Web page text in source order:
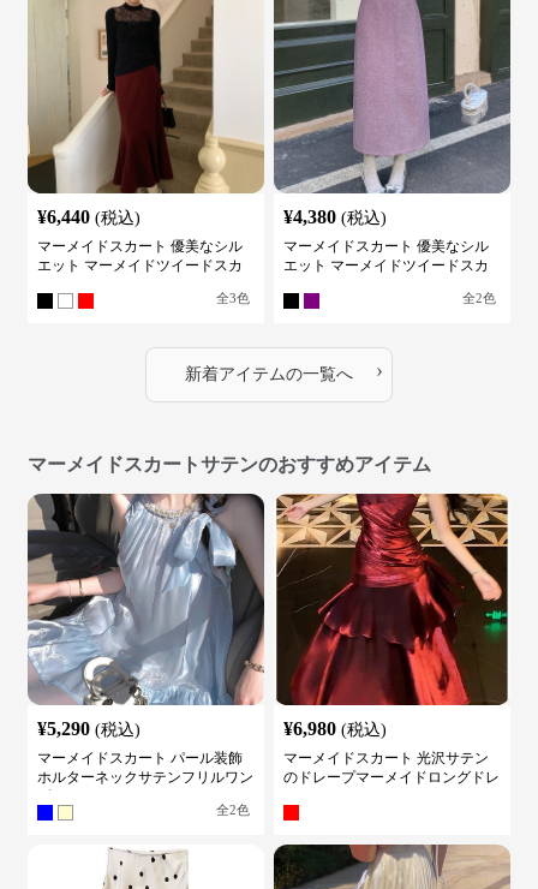
¥6,440 (税込)
マーメイドスカート 優美なシル
エット マーメイドツイードスカ
全3色
¥4,380 (税込)
マーメイドスカート 優美なシル
エット マーメイドツイードスカ
全2色
新着アイテムの一覧へ ›
マーメイドスカートサテンのおすすめアイテム
¥5,290 (税込)
マーメイドスカート パール装飾
ホルターネックサテンフリルワン
全2色
¥6,980 (税込)
マーメイドスカート 光沢サテン
のドレープマーメイドロングドレ